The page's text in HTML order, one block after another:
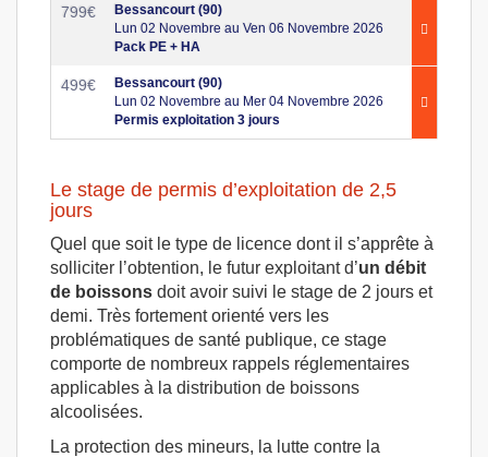
799€
Bessancourt (90)
Lun 02 Novembre au Ven 06 Novembre 2026
Pack PE + HA
499€
Bessancourt (90)
Lun 02 Novembre au Mer 04 Novembre 2026
Permis exploitation 3 jours
Le stage de permis d’exploitation de 2,5
jours
Quel que soit le type de licence dont il s’apprête à
solliciter l’obtention, le futur exploitant d’un débit
de boissons doit avoir suivi le stage de 2 jours et
demi. Très fortement orienté vers les
problématiques de santé publique, ce stage
comporte de nombreux rappels réglementaires
applicables à la distribution de boissons
alcoolisées.
La protection des mineurs, la lutte contre la